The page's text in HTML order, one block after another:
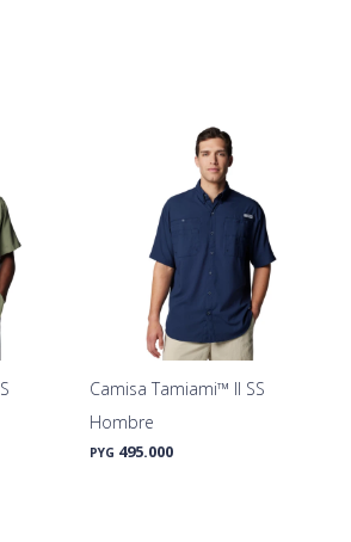
Camisa Tamiami™ II SS
Hombre
PYG 495.000